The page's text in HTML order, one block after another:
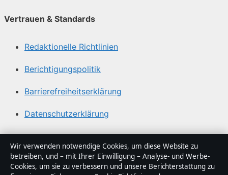
Vertrauen & Standards
Redaktionelle Richtlinien
Berichtigungspolitik
Barrierefreiheitserklärung
Datenschutzerklärung
Über Abendfokus in Kürze
Abendfokus ist ein unabhängiger digitaler
Wir verwenden notwendige Cookies, um diese Website zu
betreiben, und – mit Ihrer Einwilligung – Analyse- und Werbe-
Cookies, um sie zu verbessern und unsere Berichterstattung zu